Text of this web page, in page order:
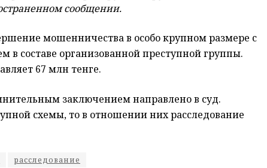
сообщении.
мошенничества в особо крупном размере с
составе организованной преступной группы.
67 млн тенге.
заключением направлено в суд.
схемы, то в отношении них расследование
расследование